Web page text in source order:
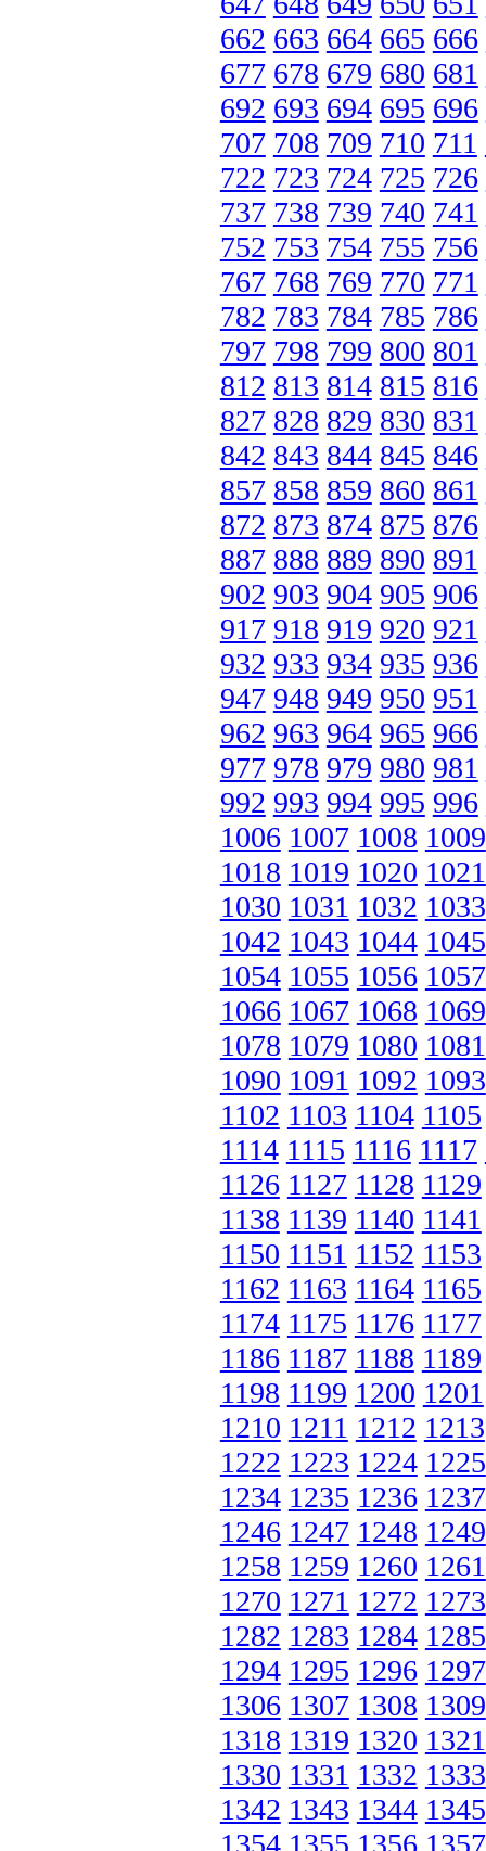
662 663 664 665 666
677 678 679 680 681
692 693 694 695 696
707 708 709 710 711
722 723 724 725 726
737 738 739 740 741
752 753 754 755 756
767 768 769 770 771
782 783 784 785 786
797 798 799 800 801
812 813 814 815 816
827 828 829 830 831
842 843 844 845 846
857 858 859 860 861
872 873 874 875 876
887 888 889 890 891
902 903 904 905 906
917 918 919 920 921
932 933 934 935 936
947 948 949 950 951
962 963 964 965 966
977 978 979 980 981
992 993 994 995 996
1006 1007 1008 1009
1018 1019 1020 1021
1030 1031 1032 1033
1042 1043 1044 1045
1054 1055 1056 1057
1066 1067 1068 1069
1078 1079 1080 1081
1090 1091 1092 1093
1102 1103 1104 1105
1114 1115 1116 1117
1126 1127 1128 1129
1138 1139 1140 1141
1150 1151 1152 1153
1162 1163 1164 1165
1174 1175 1176 1177
1186 1187 1188 1189
1198 1199 1200 1201
1210 1211 1212 1213
1222 1223 1224 1225
1234 1235 1236 1237
1246 1247 1248 1249
1258 1259 1260 1261
1270 1271 1272 1273
1282 1283 1284 1285
1294 1295 1296 1297
1306 1307 1308 1309
1318 1319 1320 1321
1330 1331 1332 1333
1342 1343 1344 1345
1354 1355 1356 1357